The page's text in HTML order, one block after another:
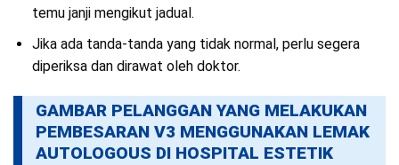
temu janji mengikut jadual.
Jika ada tanda-tanda yang tidak normal, perlu segera
diperiksa dan dirawat oleh doktor.
GAMBAR PELANGGAN YANG MELAKUKAN
PEMBESARAN V3 MENGGUNAKAN LEMAK
AUTOLOGOUS DI HOSPITAL ESTETIK